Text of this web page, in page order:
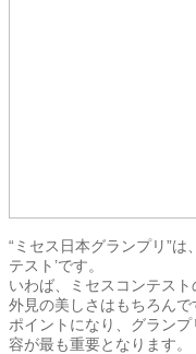
“ミセス日本グランプリ”は
テスト’です。
いわば、ミセスコンテスト
外見の美しさはもちろん
ポイントになり、グラン
容が最も重要となります。